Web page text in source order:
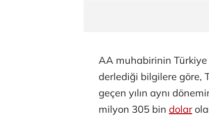
AA muhabirinin Türkiye
derlediği bilgilere göre,
geçen yılın aynı
milyon 305 bin dolar